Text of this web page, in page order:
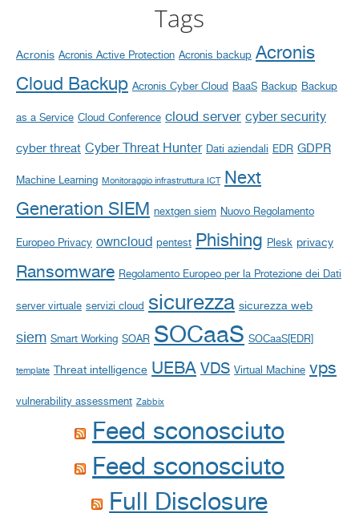
Tags
Acronis Acronis Active Protection Acronis backup Acronis
Cloud Backup Acronis Cyber Cloud BaaS Backup Backup
as a Service Cloud Conference cloud server cyber security
cyber threat Cyber Threat Hunter Dati aziendali EDR GDPR
Machine Learning Monitoraggio infrastruttura ICT Next
Generation SIEM nextgen siem Nuovo Regolamento
Europeo Privacy owncloud pentest Phishing Plesk privacy
Ransomware Regolamento Europeo per la Protezione dei Dati
server virtuale servizi cloud sicurezza sicurezza web
siem Smart Working SOAR SOCaaS SOCaaS[EDR]
template Threat intelligence UEBA VDS Virtual Machine vps
vulnerability assessment Zabbix
Feed sconosciuto
Feed sconosciuto
Full Disclosure